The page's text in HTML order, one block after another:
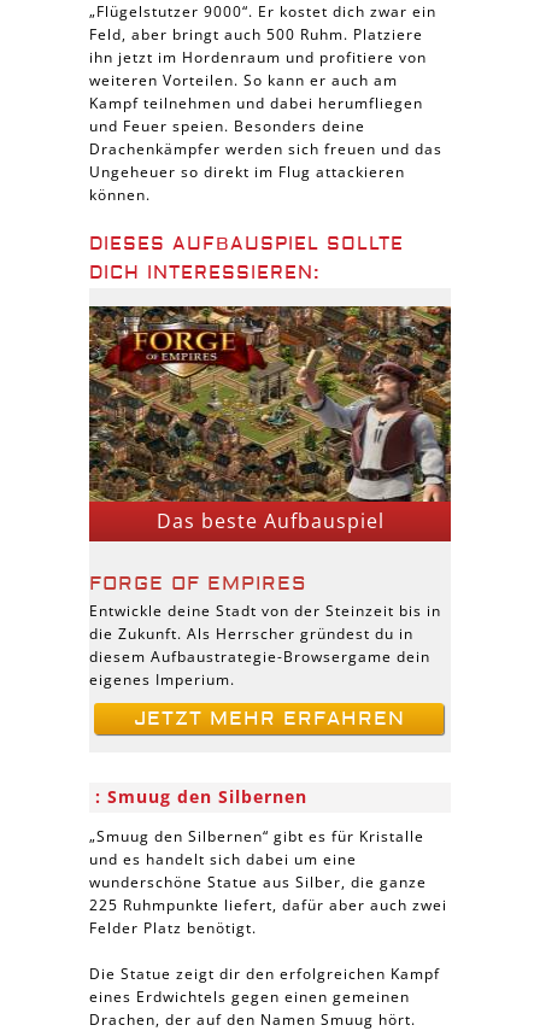
„Flügelstutzer 9000“. Er kostet dich zwar ein
Feld, aber bringt auch 500 Ruhm. Platziere
ihn jetzt im Hordenraum und profitiere von
weiteren Vorteilen. So kann er auch am
Kampf teilnehmen und dabei herumfliegen
und Feuer speien. Besonders deine
Drachenkämpfer werden sich freuen und das
Ungeheuer so direkt im Flug attackieren
können.
DIESES AUFBAUSPIEL SOLLTE
DICH INTERESSIEREN:
Das beste Aufbauspiel
FORGE OF EMPIRES
Entwickle deine Stadt von der Steinzeit bis in
die Zukunft. Als Herrscher gründest du in
diesem Aufbaustrategie-Browsergame dein
eigenes Imperium.
JETZT MEHR ERFAHREN
Smuug den Silbernen
„Smuug den Silbernen“ gibt es für Kristalle
und es handelt sich dabei um eine
wunderschöne Statue aus Silber, die ganze
225 Ruhmpunkte liefert, dafür aber auch zwei
Felder Platz benötigt.
Die Statue zeigt dir den erfolgreichen Kampf
eines Erdwichtels gegen einen gemeinen
Drachen, der auf den Namen Smuug hört.